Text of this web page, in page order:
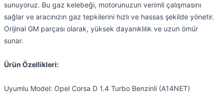
sunuyoruz. Bu gaz kelebeği, motorunuzun verimli çalışmasını
sağlar ve aracınızın gaz tepkilerini hızlı ve hassas şekilde yönetir.
Orijinal GM parçası olarak, yüksek dayanıklılık ve uzun ömür
sunar.
Ürün Özellikleri:
Uyumlu Model: Opel Corsa D 1.4 Turbo Benzinli (A14NET)